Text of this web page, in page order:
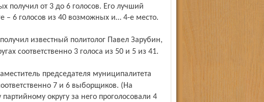
получил от 3 до 6 голосов. Его лучший
– 6 голосов из 40 возможных и… 4-е место.
соответственно 3 голоса из 50 и 5 из 41.
7 и 6 выборщиков. (На
округу за него проголосовали 4